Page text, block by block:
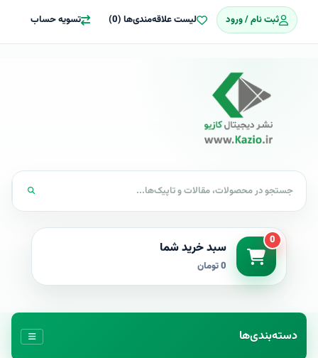
ثبت نام / ورود لیست علاقه‌مندی‌ها (0) تسویه حساب
0 سبد خرید شما
0 تومان
دسته‌بندی‌ها